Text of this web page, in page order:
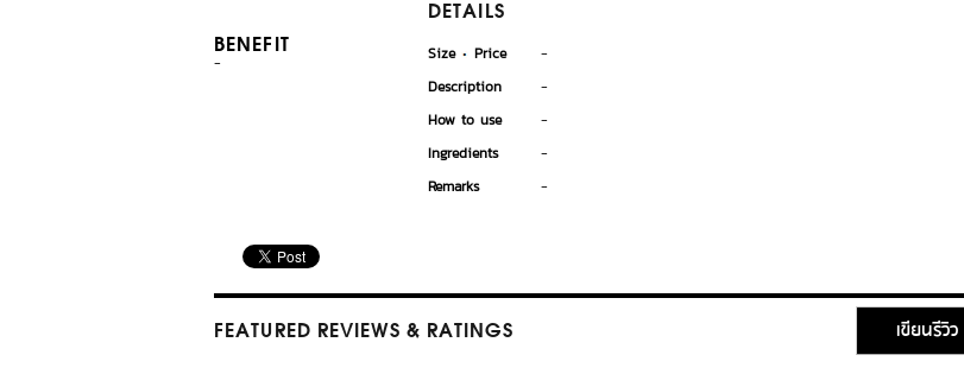
BENEFIT
-
DETAILS
Size Price
-
Description
-
How to use
-
Ingredients
-
Remarks
-
FEATURED REVIEWS & RATINGS เขียนรีวิว